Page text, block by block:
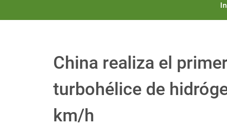
China realiza el
turbohélice de
km/h